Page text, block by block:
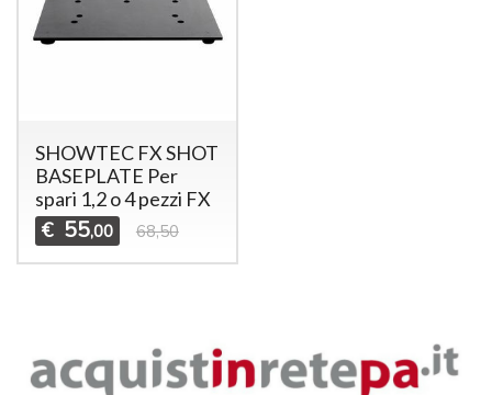
SHOWTEC FX SHOT
BASEPLATE Per
spari 1,2 o 4 pezzi FX
€ 55,00 68,50